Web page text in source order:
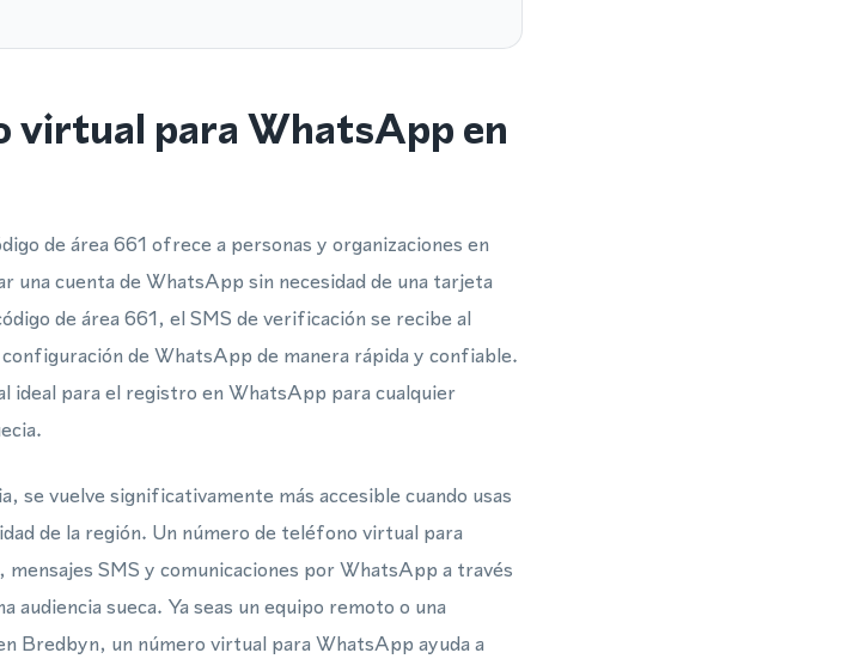
virtual para WhatsApp en
de área 661 ofrece a personas y organizaciones en
cuenta de WhatsApp sin necesidad de una tarjeta
de área 661, el SMS de verificación se recibe al
de WhatsApp de manera rápida y confiable.
para el registro en WhatsApp para cualquier
se vuelve significativamente más accesible cuando usas
de la región. Un número de teléfono virtual para
SMS y comunicaciones por WhatsApp a través
audiencia sueca. Ya seas un equipo remoto o una
Bredbyn, un número virtual para WhatsApp ayuda a